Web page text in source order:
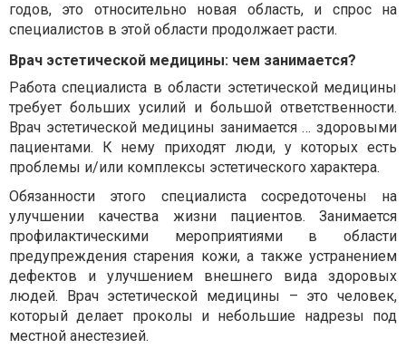
годов, это относительно новая область, и спрос на
специалистов в этой области продолжает расти.
Врач эстетической медицины: чем занимается?
Работа специалиста в области эстетической медицины
требует больших усилий и большой ответственности.
Врач эстетической медицины занимается … здоровыми
пациентами. К нему приходят люди, у которых есть
проблемы и/или комплексы эстетического характера.
Обязанности этого специалиста сосредоточены на
улучшении качества жизни пациентов. Занимается
профилактическими мероприятиями в области
предупреждения старения кожи, а также устранением
дефектов и улучшением внешнего вида здоровых
людей. Врач эстетической медицины – это человек,
который делает проколы и небольшие надрезы под
местной анестезией.